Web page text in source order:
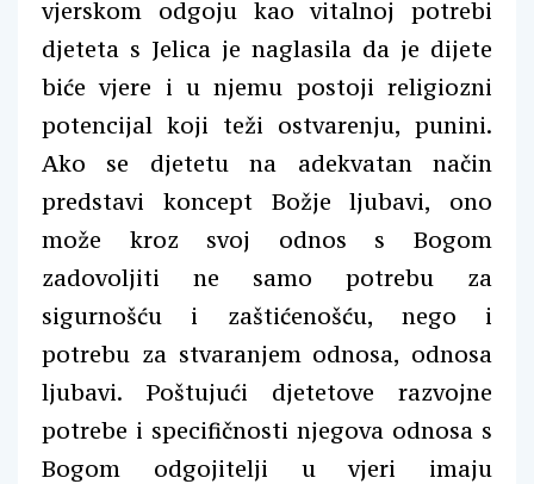
vjerskom odgoju kao vitalnoj potrebi
djeteta s Jelica je naglasila da je dijete
biće vjere i u njemu postoji religiozni
potencijal koji teži ostvarenju, punini.
Ako se djetetu na adekvatan način
predstavi koncept Božje ljubavi, ono
može kroz svoj odnos s Bogom
zadovoljiti ne samo potrebu za
sigurnošću i zaštićenošću, nego i
potrebu za stvaranjem odnosa, odnosa
ljubavi. Poštujući djetetove razvojne
potrebe i specifičnosti njegova odnosa s
Bogom odgojitelji u vjeri imaju